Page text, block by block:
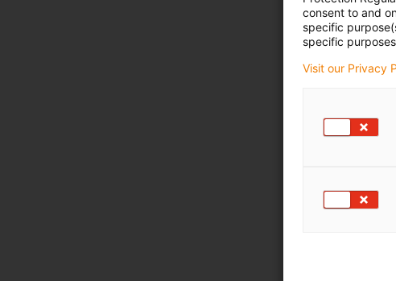
consent to and
specific
specific
Visit our Privacy